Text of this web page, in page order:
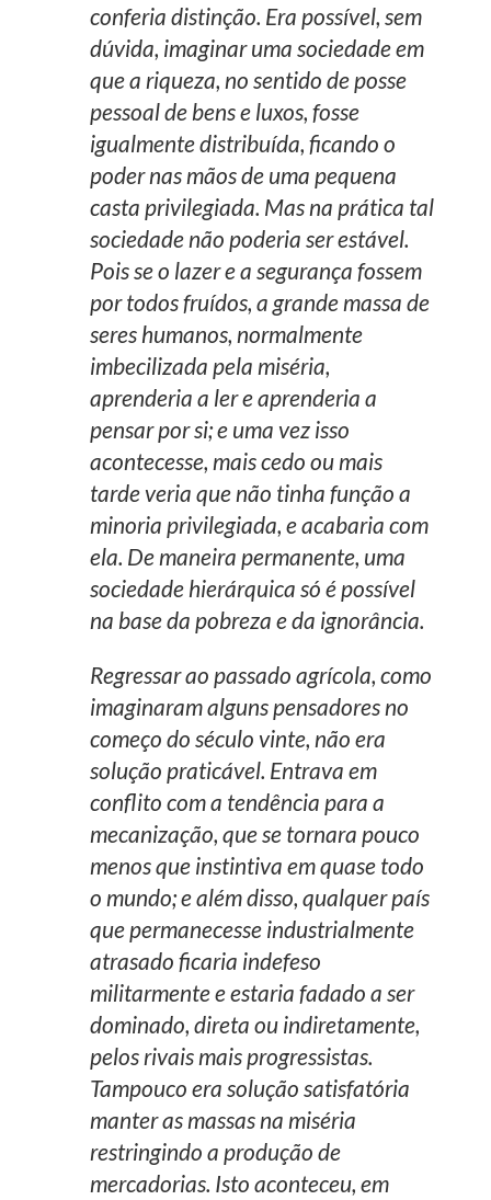
conferia distinção. Era possível, sem
dúvida, imaginar uma sociedade em
que a riqueza, no sentido de posse
pessoal de bens e luxos, fosse
igualmente distribuída, ficando o
poder nas mãos de uma pequena
casta privilegiada. Mas na prática tal
sociedade não poderia ser estável.
Pois se o lazer e a segurança fossem
por todos fruídos, a grande massa de
seres humanos, normalmente
imbecilizada pela miséria,
aprenderia a ler e aprenderia a
pensar por si; e uma vez isso
acontecesse, mais cedo ou mais
tarde veria que não tinha função a
minoria privilegiada, e acabaria com
ela. De maneira permanente, uma
sociedade hierárquica só é possível
na base da pobreza e da ignorância.
Regressar ao passado agrícola, como
imaginaram alguns pensadores no
começo do século vinte, não era
solução praticável. Entrava em
conflito com a tendência para a
mecanização, que se tornara pouco
menos que instintiva em quase todo
o mundo; e além disso, qualquer país
que permanecesse industrialmente
atrasado ficaria indefeso
militarmente e estaria fadado a ser
dominado, direta ou indiretamente,
pelos rivais mais progressistas.
Tampouco era solução satisfatória
manter as massas na miséria
restringindo a produção de
mercadorias. Isto aconteceu, em